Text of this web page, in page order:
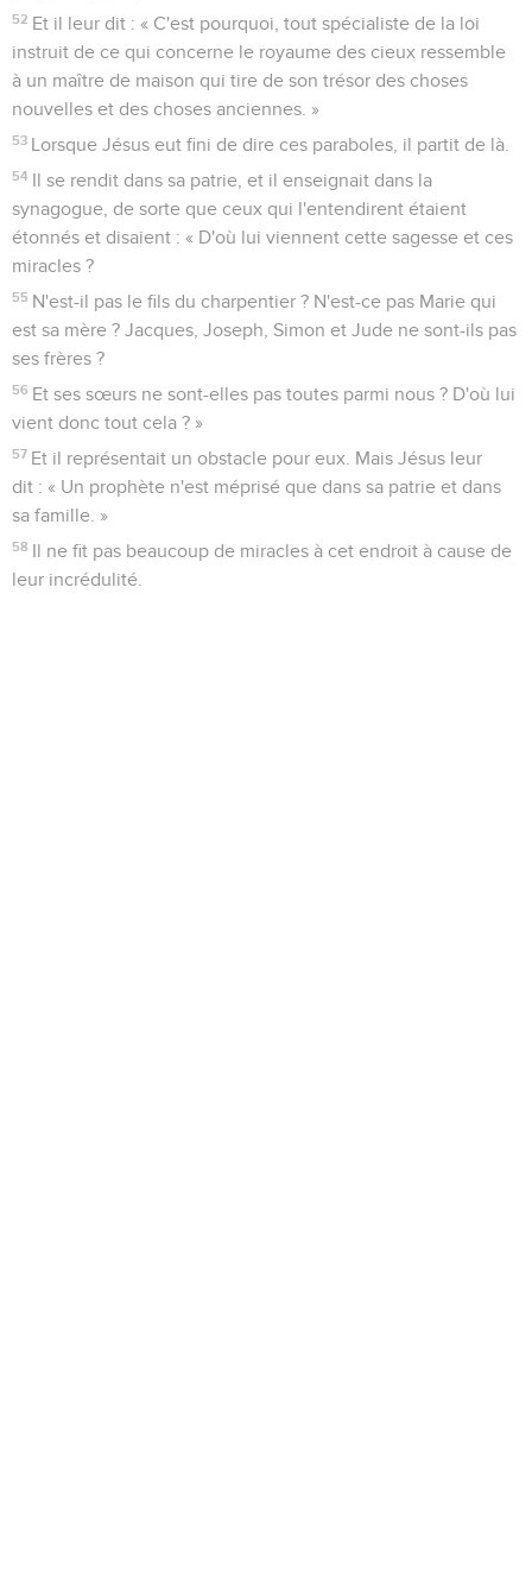
52 Et il leur dit : « C'est pourquoi, tout spécialiste de la loi
instruit de ce qui concerne le royaume des cieux ressemble
à un maître de maison qui tire de son trésor des choses
nouvelles et des choses anciennes. »
53 Lorsque Jésus eut fini de dire ces paraboles, il partit de là.
54 Il se rendit dans sa patrie, et il enseignait dans la
synagogue, de sorte que ceux qui l'entendirent étaient
étonnés et disaient : « D'où lui viennent cette sagesse et ces
miracles ?
55 N'est-il pas le fils du charpentier ? N'est-ce pas Marie qui
est sa mère ? Jacques, Joseph, Simon et Jude ne sont-ils pas
ses frères ?
56 Et ses sœurs ne sont-elles pas toutes parmi nous ? D'où lui
vient donc tout cela ? »
57 Et il représentait un obstacle pour eux. Mais Jésus leur
dit : « Un prophète n'est méprisé que dans sa patrie et dans
sa famille. »
58 Il ne fit pas beaucoup de miracles à cet endroit à cause de
leur incrédulité.